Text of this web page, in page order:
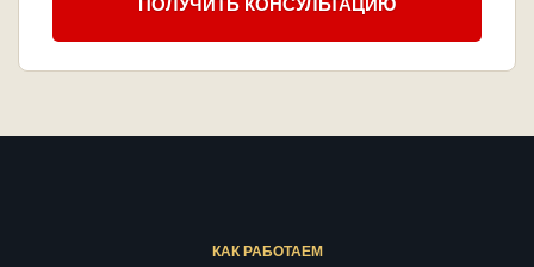
КАК РАБОТАЕМ